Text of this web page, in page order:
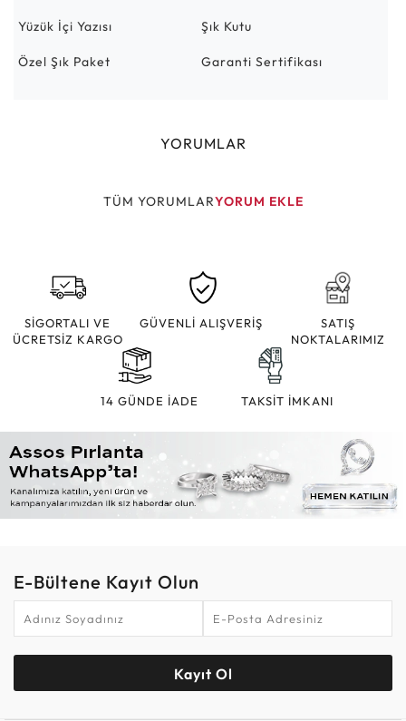
Yüzük İçi Yazısı Şık Kutu
Özel Şık Paket Garanti Sertifikası
YORUMLAR
TÜM YORUMLARYORUM EKLE
SİGORTALI VE
ÜCRETSİZ KARGO
GÜVENLİ ALIŞVERİŞ
SATIŞ
NOKTALARIMIZ
14 GÜNDE İADE TAKSİT İMKANI
E-Bültene Kayıt Olun
Kayıt Ol